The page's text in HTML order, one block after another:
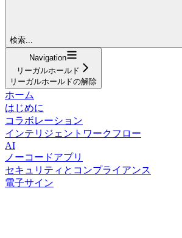
検索...
Navigation
リーガルホールド
リーガルホールドの解除
ホーム
はじめに
コラボレーション
インテリジェントワークフロー
AI
ノーコードアプリ
セキュリティとコンプライアンス
電子サイン